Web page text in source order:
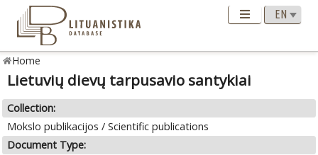
Home
Lietuvių dievų tarpusavio santykiai
Collection:
Mokslo publikacijos / Scientific publications
Document Type: